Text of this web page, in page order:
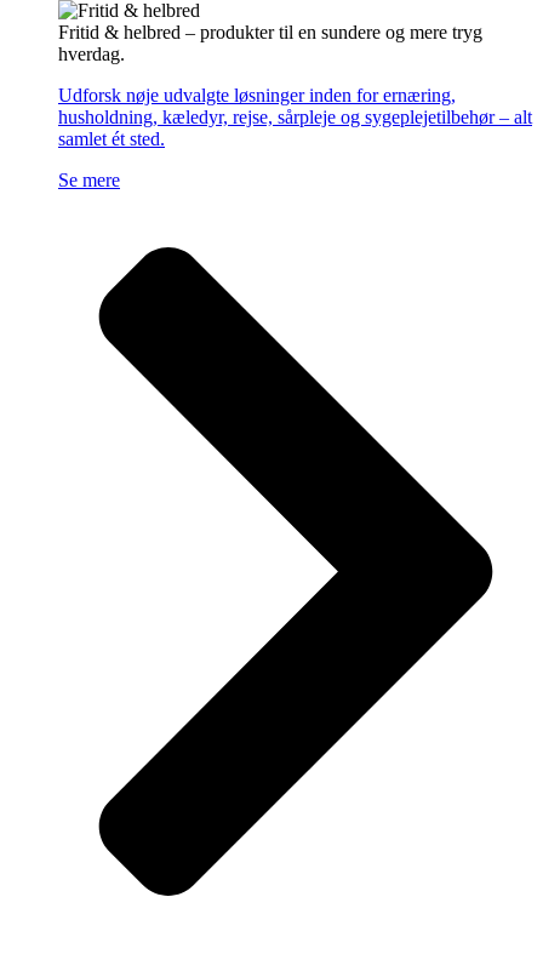
Fritid & helbred – produkter til en sundere og mere tryg
hverdag.
Udforsk nøje udvalgte løsninger inden for ernæring,
husholdning, kæledyr, rejse, sårpleje og sygeplejetilbehør – alt
samlet ét sted.
Se mere